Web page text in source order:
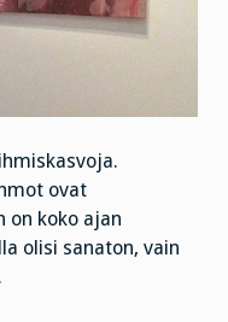
ovat
on koko ajan
olisi sanaton, vain